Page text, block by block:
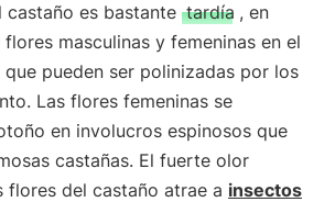
castaño es bastante tardía , en
masculinas y femeninas en el
pueden ser polinizadas por los
Las flores femeninas se
en involucros espinosos que
castañas. El fuerte olor
flores del castaño atrae a insectos